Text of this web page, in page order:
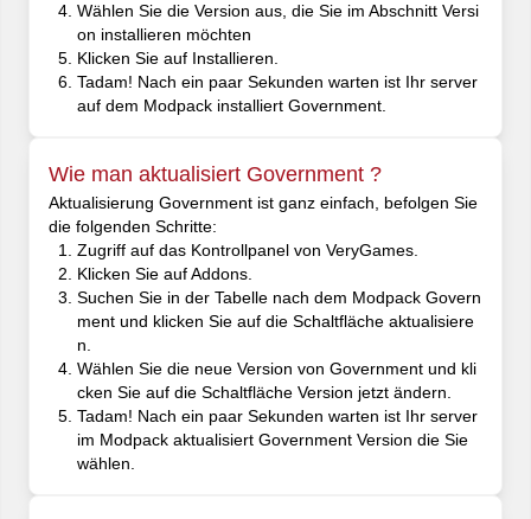
Wählen Sie die Version aus, die Sie im Abschnitt Versi
on installieren möchten
Klicken Sie auf Installieren.
Tadam! Nach ein paar Sekunden warten ist Ihr server
auf dem Modpack installiert Government.
Wie man aktualisiert Government ?
Aktualisierung Government ist ganz einfach, befolgen Sie
die folgenden Schritte:
Zugriff auf das Kontrollpanel von VeryGames.
Klicken Sie auf Addons.
Suchen Sie in der Tabelle nach dem Modpack Govern
ment und klicken Sie auf die Schaltfläche aktualisiere
n.
Wählen Sie die neue Version von Government und kli
cken Sie auf die Schaltfläche Version jetzt ändern.
Tadam! Nach ein paar Sekunden warten ist Ihr server
im Modpack aktualisiert Government Version die Sie
wählen.